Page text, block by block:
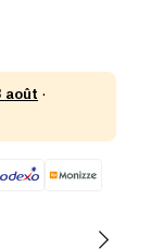
août ·